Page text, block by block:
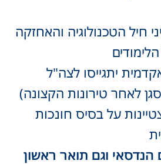
חיל הטכנולוגיה והאחזקה
יתגייסו לצה"ל
לאחר טירונות הקצונה)
על בסיס חונכות
הנדסאי וגם תואר ראשון